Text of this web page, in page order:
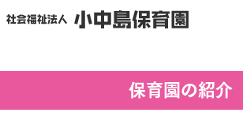
保育園の紹介